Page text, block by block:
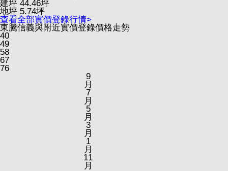
建坪 44.46坪
地坪 5.74坪
查看全部實價登錄行情>
東騰信義與附近實價登錄價格走勢
40
49
58
67
76
9
月
7
月
5
月
3
月
1
月
11
月